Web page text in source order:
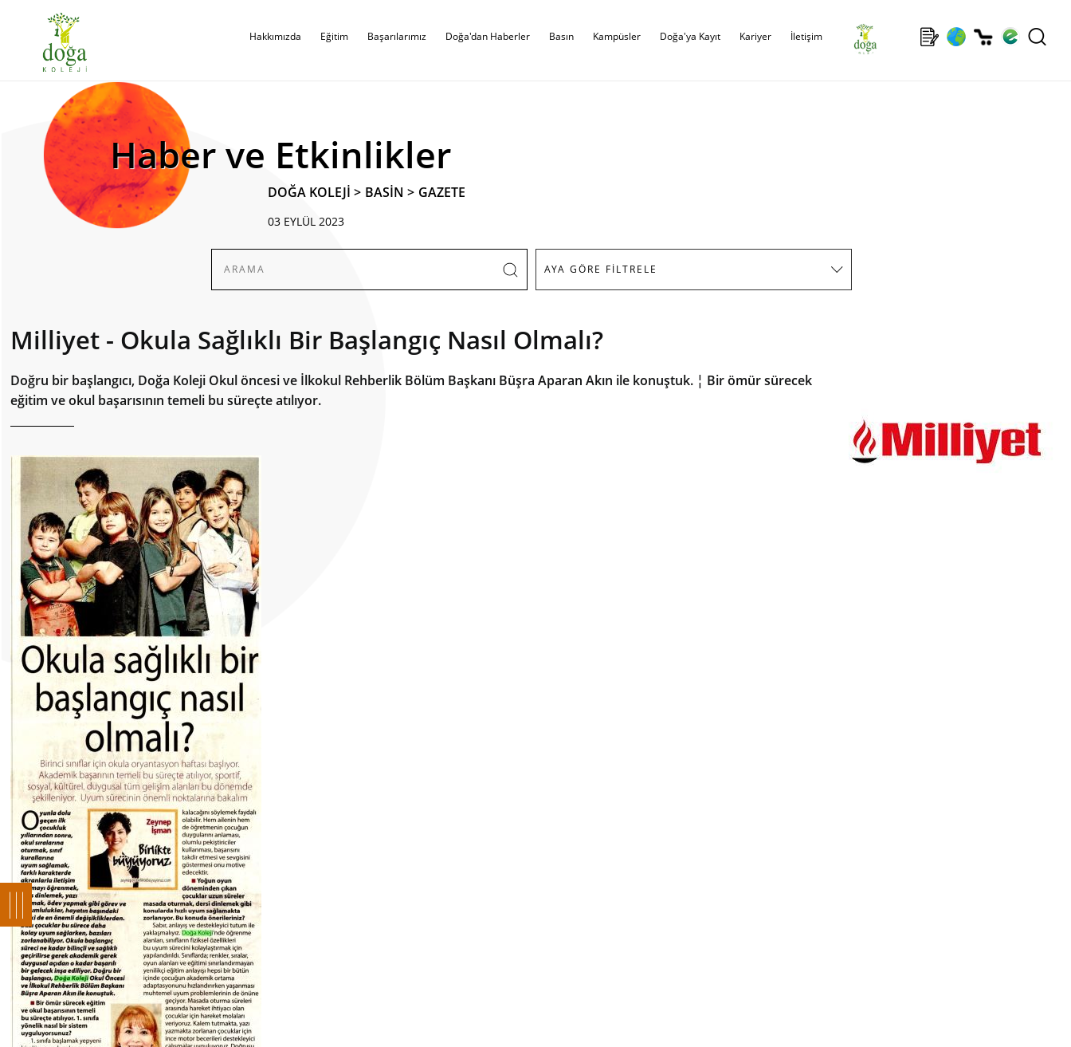
Hakkımızda Eğitim Başarılarımız Doğa'dan Haberler Basın Kampüsler Doğa'ya Kayıt Kariyer İletişim
Haber ve Etkinlikler
DOĞA KOLEJİ > BASİN > GAZETE
03 EYLÜL 2023
Milliyet - Okula Sağlıklı Bir Başlangıç Nasıl Olmalı?
Doğru bir başlangıcı, Doğa Koleji Okul öncesi ve İlkokul Rehberlik Bölüm Başkanı Büşra Aparan Akın ile konuştuk. ¦ Bir ömür sürecek
eğitim ve okul başarısının temeli bu süreçte atılıyor.